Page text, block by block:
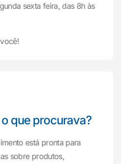
sexta feira, das 8h às
que procurava?
está pronta para
sobre produtos,